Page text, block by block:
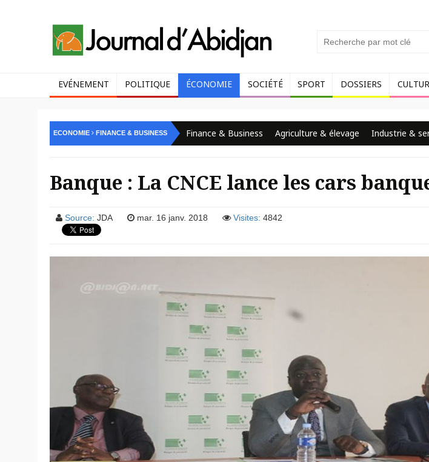
EVÉNEMENT POLITIQUE ÉCONOMIE SOCIÉTÉ SPORT DOSSIERS
ECONOMIE FINANCE & BUSINESS Finance & Business Agriculture & élevage Industrie &
Banque : La CNCE lance les cars
Source: JDA mar. 16 janv. 2018 Visites: 4842